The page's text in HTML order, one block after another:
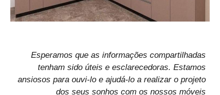
Esperamos que as informações compartilhadas
tenham sido úteis e esclarecedoras. Estamos
ansiosos para ouvi-lo e ajudá-lo a realizar o projeto
dos seus sonhos com os nossos móveis